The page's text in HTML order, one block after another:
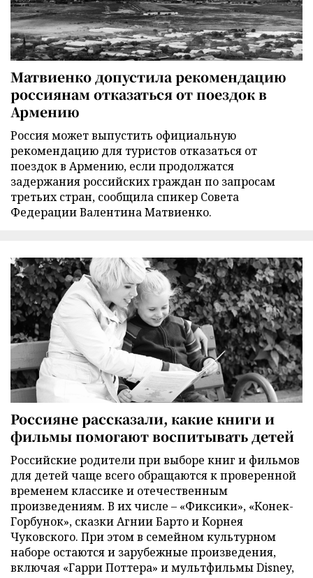
Матвиенко допустила рекомендацию
россиянам отказаться от поездок в
Армению
Россия может выпустить официальную
рекомендацию для туристов отказаться от
поездок в Армению, если продолжатся
задержания российских граждан по запросам
третьих стран, сообщила спикер Совета
Федерации Валентина Матвиенко.
Россияне рассказали, какие книги и
фильмы помогают воспитывать детей
Российские родители при выборе книг и фильмов
для детей чаще всего обращаются к проверенной
временем классике и отечественным
произведениям. В их числе – «Фиксики», «Конек-
Горбунок», сказки Агнии Барто и Корнея
Чуковского. При этом в семейном культурном
наборе остаются и зарубежные произведения,
включая «Гарри Поттера» и мультфильмы Disney,